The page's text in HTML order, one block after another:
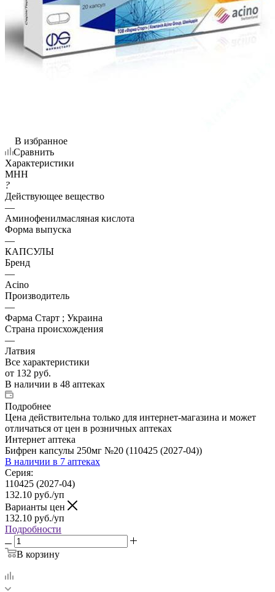
В избранное
Сравнить
Характеристики
МНН
?
Действующее вещество
—
Аминофенилмасляная кислота
Форма выпуска
—
КАПСУЛЫ
Бренд
—
Acino
Производитель
—
Фарма Старт ; Украина
Страна происхождения
—
Латвия
Все характеристики
от 132 руб.
В наличии в 48 аптеках
Подробнее
Цена действительна только для интернет-магазина и может
отличаться от цен в розничных аптеках
Интернет аптека
Бифрен капсулы 250мг №20 (110425 (2027-04))
В наличии в 7 аптеках
Серия:
110425 (2027-04)
132.10 руб./уп
Варианты цен
132.10 руб./уп
Подробности
В корзину